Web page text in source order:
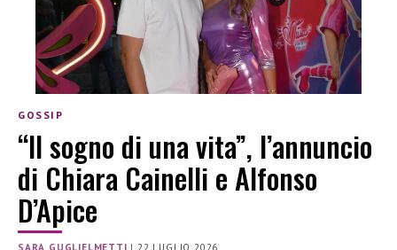
GOSSIP
“Il sogno di una vita”, l’annuncio
di Chiara Cainelli e Alfonso
D’Apice
SARA GUGLIELMETTI | 22 LUGLIO 2026